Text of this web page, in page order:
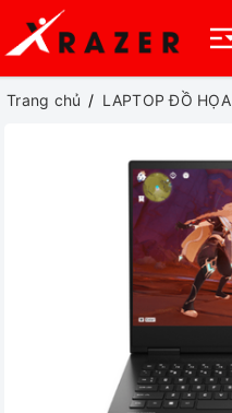
Trang chủ LAPTOP ĐỒ HỌA